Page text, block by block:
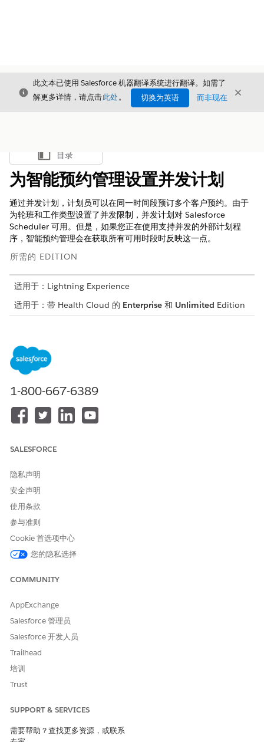
关闭
此文本已使用 Salesforce 机器翻译系统进行翻译。如需了
解更多详情，请点击此处。 切换为英语 而非现在 关闭
显示目录
目录
为智能预约管理设置并发计划
通过并发计划，计划员可以在同一时间段预订多个客户预约。由于
为轮班和工作类型设置了并发限制，并发计划对 Salesforce
Scheduler 可用。但是，如果您正在使用支持并发的外部计划程
序，智能预约管理会在获取所有可用时段时反映这一点。
所需的 EDITION
适用于：Lightning Experience
适用于：带 Health Cloud 的 Enterprise 和 Unlimited Edition
要使用智能预约管理：
划。
有关详细信息，请参阅为轮班设置启用多个主题的
班关联的 Apex 代码。请确保选择在启用 Salesforce
将代码粘贴到窗口中，然后单击执行。
重复这些步骤，以执行清除现有工作类型和工作类型数据的
代码。
从“设置”中，在 Salesforce Scheduler 设置中，启用轮班的多
个主题。
从应用程序启动器中，查找并选择
置，而不是编辑。
预约数量的值。主题在 Health Cloud 中称为工作类型。
另请参阅：
启用并发计划
启用轮班的多个主题设置的先决条件
配置轮班设置
1-800-667-6389
SALESFORCE
隐私声明
安全声明
使用条款
参与准则
Cookie 首选项中心
您的隐私选择
COMMUNITY
AppExchange
Salesforce 管理员
Salesforce 开发人员
Trailhead
培训
Trust
SUPPORT & SERVICES
需要帮助？查找更多资源，或联系